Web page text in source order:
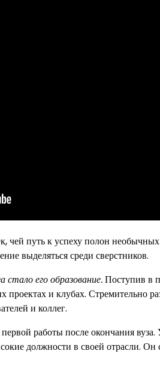
чей путь к успеху полон
выделяться среди сверстников.
его образование.Поступив в
проектах и клубах. Стремительно
и коллег.
первой работы после окончания
должности в своей отрасли.